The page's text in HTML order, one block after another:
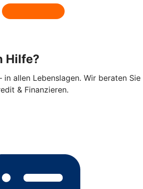
Hilfe?
allen Lebenslagen. Wir beraten Sie
& Finanzieren.